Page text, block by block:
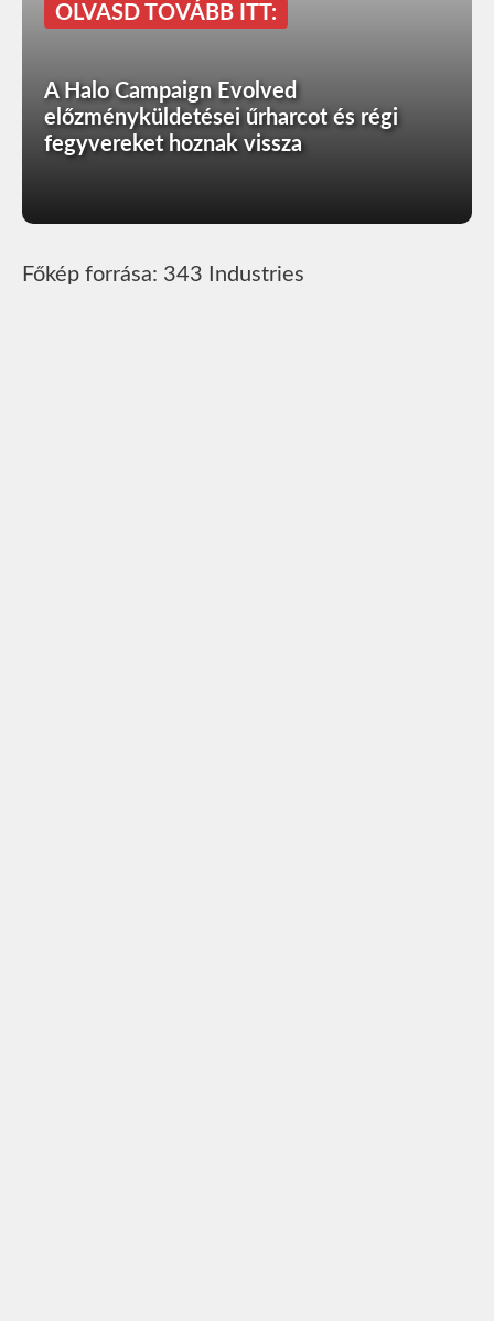
OLVASD TOVÁBB ITT:
A Halo Campaign Evolved
előzményküldetései űrharcot és régi
fegyvereket hoznak vissza
Főkép forrása: 343 Industries